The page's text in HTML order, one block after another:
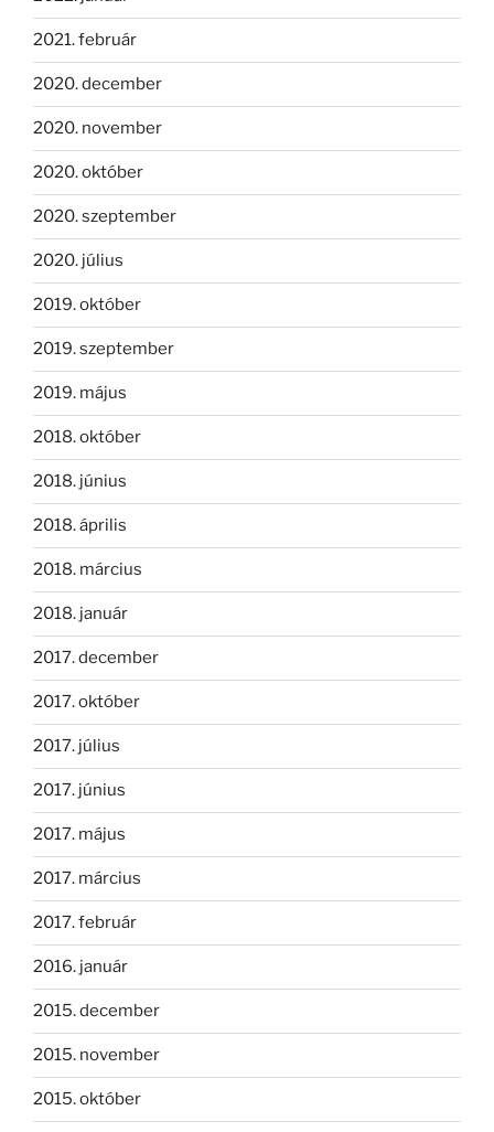
2021. február
2020. december
2020. november
2020. október
2020. szeptember
2020. július
2019. október
2019. szeptember
2019. május
2018. október
2018. június
2018. április
2018. március
2018. január
2017. december
2017. október
2017. július
2017. június
2017. május
2017. március
2017. február
2016. január
2015. december
2015. november
2015. október